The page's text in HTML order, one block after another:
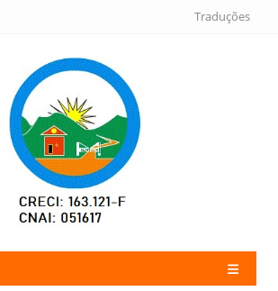
Traduções